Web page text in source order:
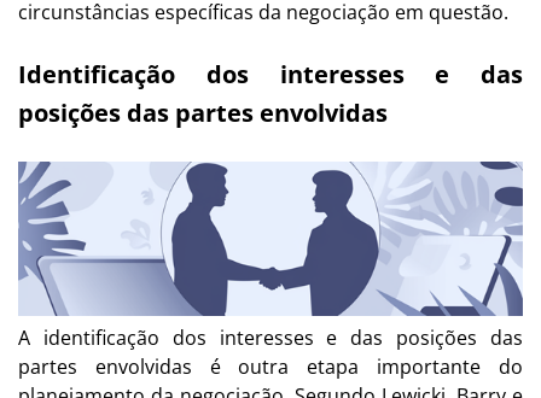
circunstâncias específicas da negociação em questão.
Identificação dos interesses e das
posições das partes envolvidas
A identificação dos interesses e das posições das
partes envolvidas é outra etapa importante do